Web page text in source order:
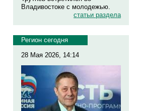
Владивостоке с молодежью.
статьи раздела
Регион сегодня
28 Мая 2026, 14:14